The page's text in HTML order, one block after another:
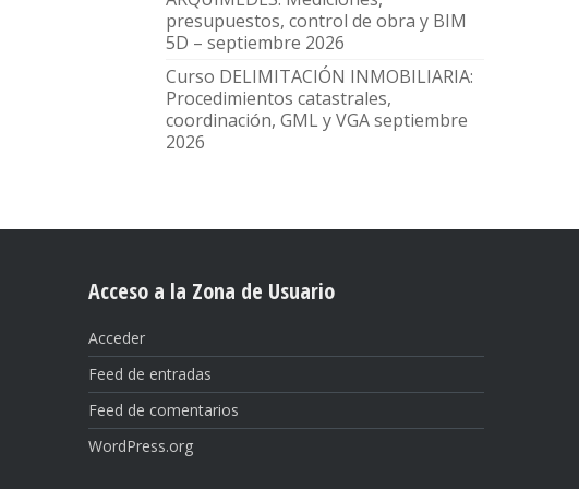
presupuestos, control de obra y BIM
5D – septiembre 2026
Curso DELIMITACIÓN INMOBILIARIA:
Procedimientos catastrales,
coordinación, GML y VGA septiembre
2026
Acceso a la Zona de Usuario
Acceder
Feed de entradas
Feed de comentarios
WordPress.org